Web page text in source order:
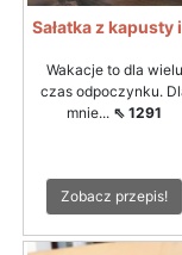
Sałatka z kapusty
Wakacje to dla wielu
czas odpoczynku.
mnie... ⇖ 1291
Zobacz przepis!